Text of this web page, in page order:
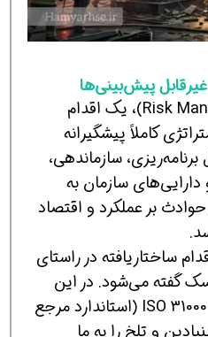
پیش‌بینی‌ها
(Risk Management)، یک اقدام
کاملاً پیشگیرانه
سازماندهی،
سازمان به
بر عملکرد و اقتصاد
ساختاریافته در راستای
گفته می‌شود. در این
بخش، استاندارد بین‌المللی ISO 31000 (استاندارد مرجع
و تلخ را به ما